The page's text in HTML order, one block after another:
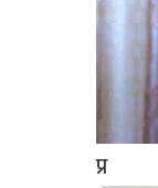
प्र